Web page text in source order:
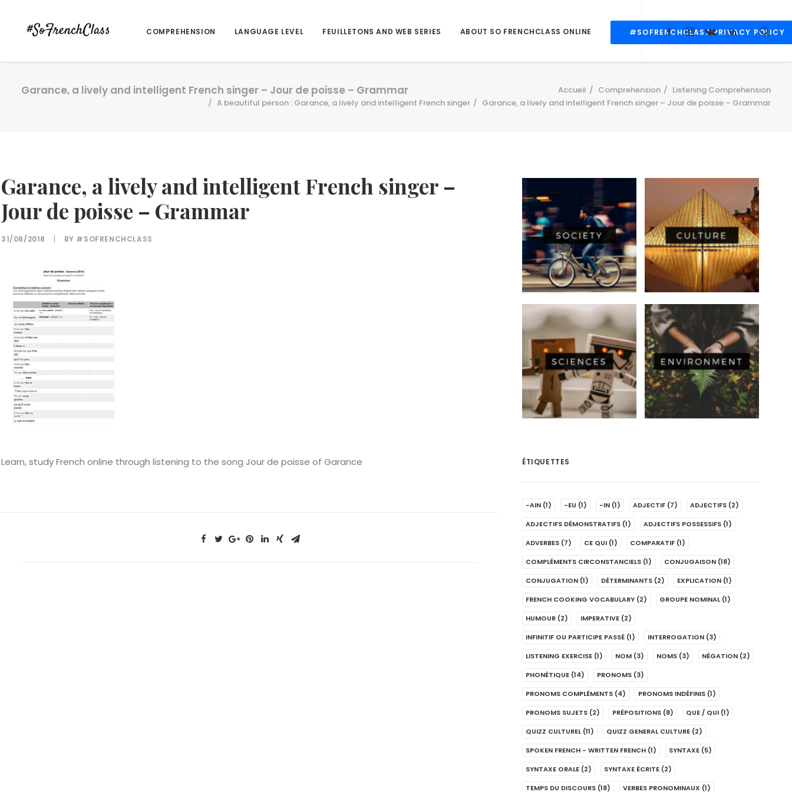
COMPREHENSION LANGUAGE LEVEL FEUILLETONS AND WEB SERIES ABOUT SO FRENCHCLASS ONLINE #SOFRENCHCLASS PRIVACY POLICY
Garance, a lively and intelligent French singer – Jour de poisse – Grammar Accueil Comprehension
Listening Comprehension
A beautiful person : Garance, a lively and intelligent French singer
Garance, a lively and intelligent French singer – Jour de poisse – Grammar
Garance, a lively and intelligent French singer –
Jour de poisse – Grammar
31/08/2018 | BY #SOFRENCHCLASS
Learn, study French online through listening to the song Jour de poisse of Garance ÉTIQUETTES
-AIN (1) -EU (1) -IN (1) ADJECTIF (7) ADJECTIFS (2)
ADJECTIFS DÉMONSTRATIFS (1) ADJECTIFS POSSESSIFS (1)
ADVERBES (7) CE QUI (1) COMPARATIF (1)
COMPLÉMENTS CIRCONSTANCIELS (1) CONJUGAISON (18)
CONJUGATION (1) DÉTERMINANTS (2) EXPLICATION (1)
FRENCH COOKING VOCABULARY (2) GROUPE NOMINAL (1)
HUMOUR (2) IMPERATIVE (2)
INFINITIF OU PARTICIPE PASSÉ (1) INTERROGATION (3)
LISTENING EXERCISE (1) NOM (3) NOMS (3) NÉGATION (2)
PHONÉTIQUE (14) PRONOMS (3)
PRONOMS COMPLÉMENTS (4) PRONOMS INDÉFINIS (1)
PRONOMS SUJETS (2) PRÉPOSITIONS (8) QUE / QUI (1)
QUIZZ CULTUREL (11) QUIZZ GENERAL CULTURE (2)
SPOKEN FRENCH - WRITTEN FRENCH (1) SYNTAXE (5)
SYNTAXE ORALE (2) SYNTAXE ÉCRITE (2)
TEMPS DU DISCOURS (18) VERBES PRONOMINAUX (1)